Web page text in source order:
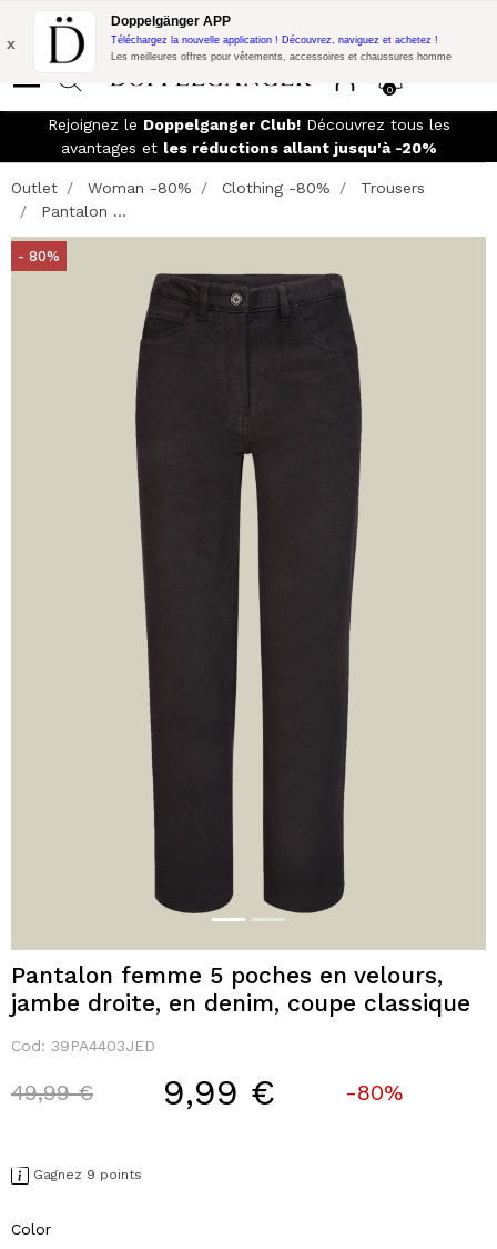
Promo Flash: 10% de réduction supplémentaire sur 300€ d'achat
avec le code:
0
x
Doppelgänger APP
Téléchargez la nouvelle application ! Découvrez, naviguez et achetez !
Les meilleures offres pour vêtements, accessoires et chaussures homme
Rejoignez le Doppelganger Club!Découvrez tous les
avantages et les réductions allant jusqu'à -20%
Outlet Woman -80% Clothing -80%
Trousers
Pantalon ...
- 80%
Pantalon femme 5 poches en velours,
jambe droite, en denim, coupe classique
Cod: 39PA4403JED
Price reduced from
49,99 €to 9,99 € -80%
Gagnez 9 points
Color